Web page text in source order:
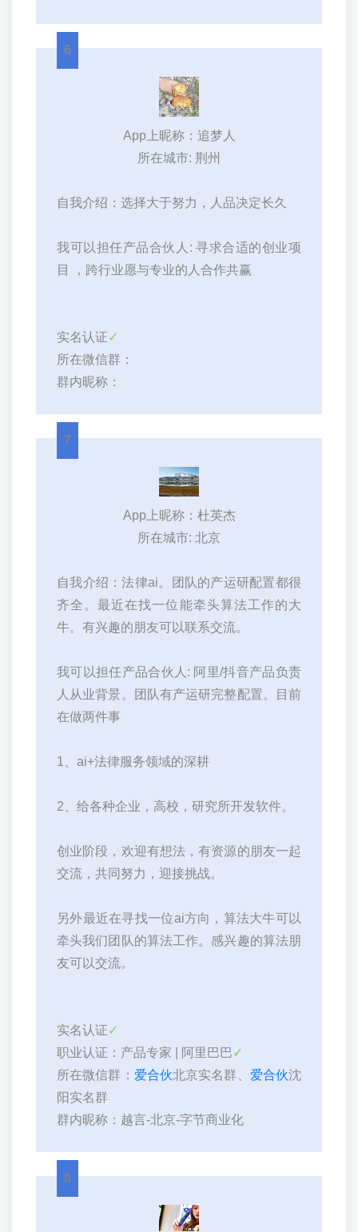
6
App上昵称：追梦人
所在城市: 荆州
自我介绍：选择大于努力，人品决定长久
我可以担任产品合伙人: 寻求合适的创业项
目 ，跨行业愿与专业的人合作共赢
实名认证✓
所在微信群：
群内昵称：
7
App上昵称：杜英杰
所在城市: 北京
自我介绍：法律ai。团队的产运研配置都很
齐全。最近在找一位能牵头算法工作的大
牛。有兴趣的朋友可以联系交流。
我可以担任产品合伙人: 阿里/抖音产品负责
人从业背景。团队有产运研完整配置。目前
在做两件事
1、ai+法律服务领域的深耕
2、给各种企业，高校，研究所开发软件。
创业阶段，欢迎有想法，有资源的朋友一起
交流，共同努力，迎接挑战。
另外最近在寻找一位ai方向，算法大牛可以
牵头我们团队的算法工作。感兴趣的算法朋
友可以交流。
实名认证✓
职业认证：产品专家 | 阿里巴巴✓
所在微信群： 爱合伙北京实名群、 爱合伙沈
阳实名群
群内昵称：越言-北京-字节商业化
8